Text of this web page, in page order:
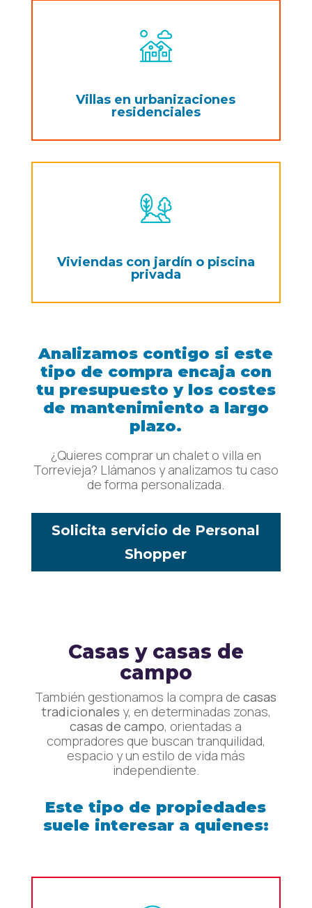
Villas en urbanizaciones
residenciales
Viviendas con jardín o piscina
privada
Analizamos contigo si este
tipo de compra encaja con
tu presupuesto y los costes
de mantenimiento a largo
plazo.
¿Quieres comprar un chalet o villa en
Torrevieja? Llámanos y analizamos tu caso
de forma personalizada.
Solicita servicio de Personal
Shopper
Casas y casas de
campo
También gestionamos la compra decasas
tradicionales y, en determinadas zonas,
casas de campo, orientadas a
compradores que buscan tranquilidad,
espacio y un estilo de vida más
independiente.
Este tipo de propiedades
suele interesar a quienes: